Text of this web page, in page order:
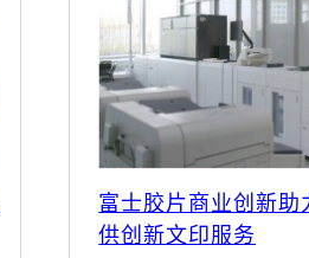
富士胶片商业创新助
供创新文印服务